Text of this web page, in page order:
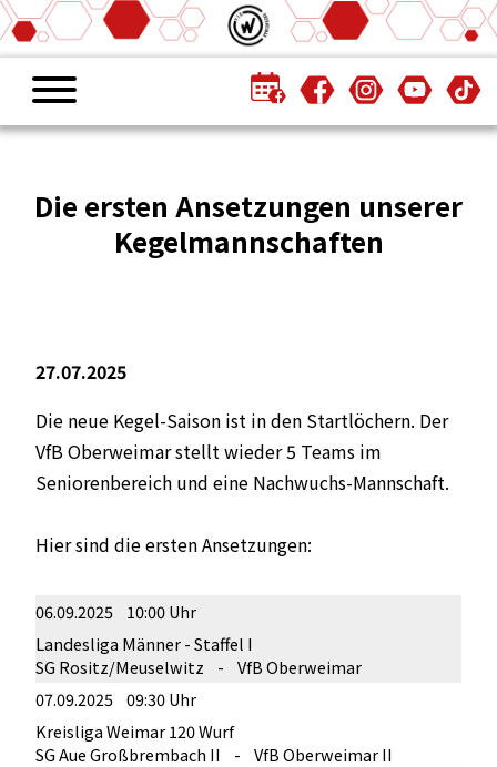
Die ersten Ansetzungen unserer
Kegelmannschaften
27.07.2025
Die neue Kegel-Saison ist in den Startlöchern. Der
VfB Oberweimar stellt wieder 5 Teams im
Seniorenbereich und eine Nachwuchs-Mannschaft.
Hier sind die ersten Ansetzungen:
06.09.2025 10:00 Uhr
Landesliga Männer - Staffel I
SG Rositz/Meuselwitz - VfB Oberweimar
07.09.2025 09:30 Uhr
Kreisliga Weimar 120 Wurf
SG Aue Großbrembach II - VfB Oberweimar II